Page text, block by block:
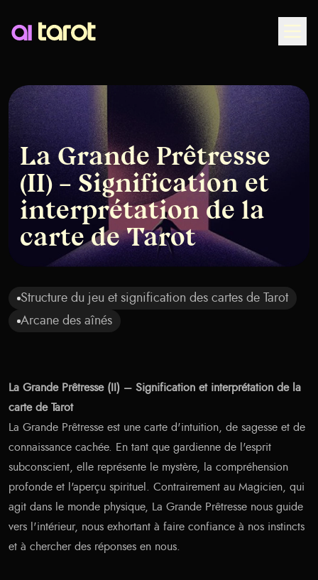
La Grande Prêtresse
(II) – Signification et
interprétation de la
carte de Tarot
Structure du jeu et signification des cartes de Tarot
Arcane des aînés
La Grande Prêtresse (II) – Signification et interprétation de la
carte de Tarot
La Grande Prêtresse est une carte d'intuition, de sagesse et de
connaissance cachée. En tant que gardienne de l'esprit
subconscient, elle représente le mystère, la compréhension
profonde et l'aperçu spirituel. Contrairement au Magicien, qui
agit dans le monde physique, La Grande Prêtresse nous guide
vers l'intérieur, nous exhortant à faire confiance à nos instincts
et à chercher des réponses en nous.